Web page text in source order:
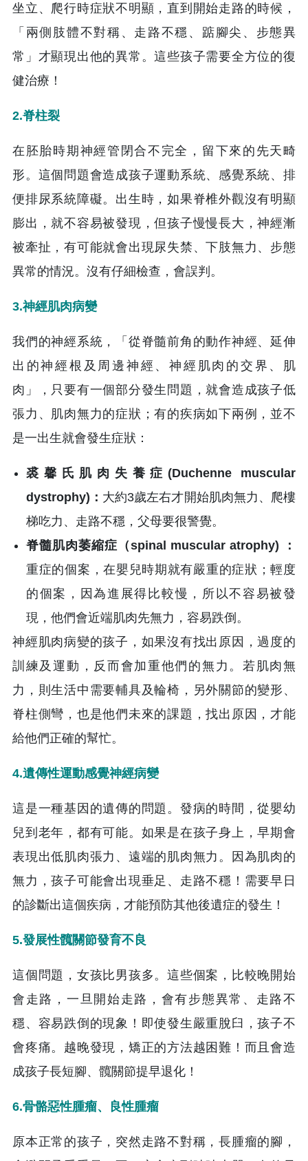
坐立、爬行時症狀不明顯，直到開始走路的時候，
「兩側肢體不對稱、走路不穩、踮腳尖、步態異
常」才顯現出他的異常。這些孩子需要全方位的復
健治療！
2.脊柱裂
在胚胎時期神經管閉合不完全，留下來的先天畸
形。這個問題會造成孩子運動系統、感覺系統、排
便排尿系統障礙。出生時，如果脊椎外觀沒有明顯
膨出，就不容易被發現，但孩子慢慢長大，神經漸
被牽扯，有可能就會出現尿失禁、下肢無力、步態
異常的情況。沒有仔細檢查，會誤判。
3.神經肌肉病變
我們的神經系統，「從脊髓前角的動作神經、延伸
出的神經根及周邊神經、神經肌肉的交界、肌
肉」，只要有一個部分發生問題，就會造成孩子低
張力、肌肉無力的症狀；有的疾病如下兩例，並不
是一出生就會發生症狀：
裘馨氏肌肉失養症(Duchenne muscular
dystrophy)： 大約3歲左右才開始肌肉無力、爬樓
梯吃力、走路不穩，父母要很警覺。
脊髓肌肉萎縮症（spinal muscular atrophy) ：
重症的個案，在嬰兒時期就有嚴重的症狀；輕度
的個案，因為進展得比較慢，所以不容易被發
現，他們會近端肌肉先無力，容易跌倒。
神經肌肉病變的孩子，如果沒有找出原因，過度的
訓練及運動，反而會加重他們的無力。若肌肉無
力，則生活中需要輔具及輪椅，另外關節的變形、
脊柱側彎，也是他們未來的課題，找出原因，才能
給他們正確的幫忙。
4.遺傳性運動感覺神經病變
這是一種基因的遺傳的問題。發病的時間，從嬰幼
兒到老年，都有可能。如果是在孩子身上，早期會
表現出低肌肉張力、遠端的肌肉無力。因為肌肉的
無力，孩子可能會出現垂足、走路不穩！需要早日
的診斷出這個疾病，才能預防其他後遺症的發生！
5.發展性髖關節發育不良
這個問題，女孩比男孩多。這些個案，比較晚開始
會走路，一旦開始走路，會有步態異常、走路不
穩、容易跌倒的現象！即使發生嚴重脫臼，孩子不
會疼痛。越晚發現，矯正的方法越困難！而且會造
成孩子長短腳、髖關節提早退化！
6.骨骼惡性腫瘤、良性腫瘤
原本正常的孩子，突然走路不對稱，長腫瘤的腳，